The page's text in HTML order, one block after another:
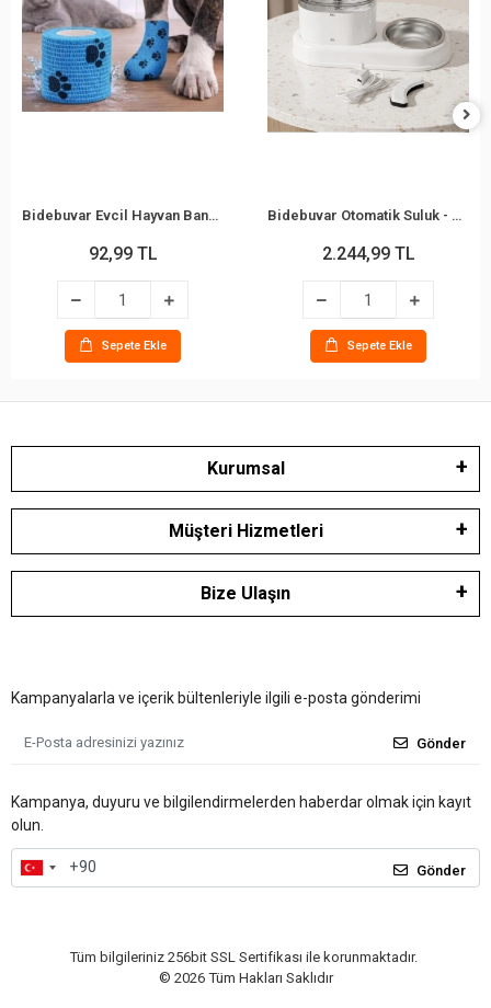
Bidebuvar Evcil Hayvan Bandajı - Pati Desenli - Esnek - Suya Dayanıklı - 7x4 cm
92,99 TL
Sepete Ekle
Bidebuvar Otomatik Suluk - Mama Kabı Hazneli - Evcil Hayvan Su Pınarı
2.244,99 TL
Sepete Ekle
Kurumsal
Müşteri Hizmetleri
Bize Ulaşın
Kampanyalarla ve içerik bültenleriyle ilgili e-posta gönderimi
Gönder
Kampanya, duyuru ve bilgilendirmelerden haberdar olmak için kayıt
olun.
Gönder
Tüm bilgileriniz 256bit SSL Sertifikası ile korunmaktadır.
© 2026 Tüm Hakları Saklıdır